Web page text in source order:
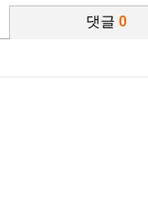
댓글 0